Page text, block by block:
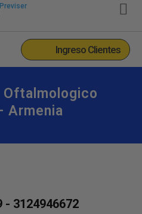
Ingreso Clientes
Armenia
- 3124946672